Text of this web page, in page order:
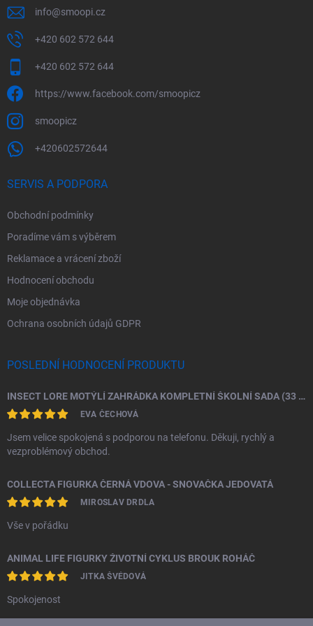
info@smoopi.cz
+420 602 572 644
+420 602 572 644
https://www.facebook.com/smoopicz
smoopicz
+420602572644
SERVIS A PODPORA
Obchodní podmínky
Poradíme vám s výběrem
Reklamace a vrácení zboží
Hodnocení obchodu
Moje objednávka
Ochrana osobních údajů GDPR
POSLEDNÍ HODNOCENÍ PRODUKTU
INSECT LORE MOTÝLÍ ZAHRÁDKA KOMPLETNÍ ŠKOLNÍ SADA (33 HOUSENEK)
EVA ČECHOVÁ
Jsem velice spokojená s podporou na telefonu. Děkuji, rychlý a
vezproblémový obchod.
COLLECTA FIGURKA ČERNÁ VDOVA - SNOVAČKA JEDOVATÁ
MIROSLAV DRDLA
Vše v pořádku
ANIMAL LIFE FIGURKY ŽIVOTNÍ CYKLUS BROUK ROHÁČ
JITKA ŠVÉDOVÁ
Spokojenost